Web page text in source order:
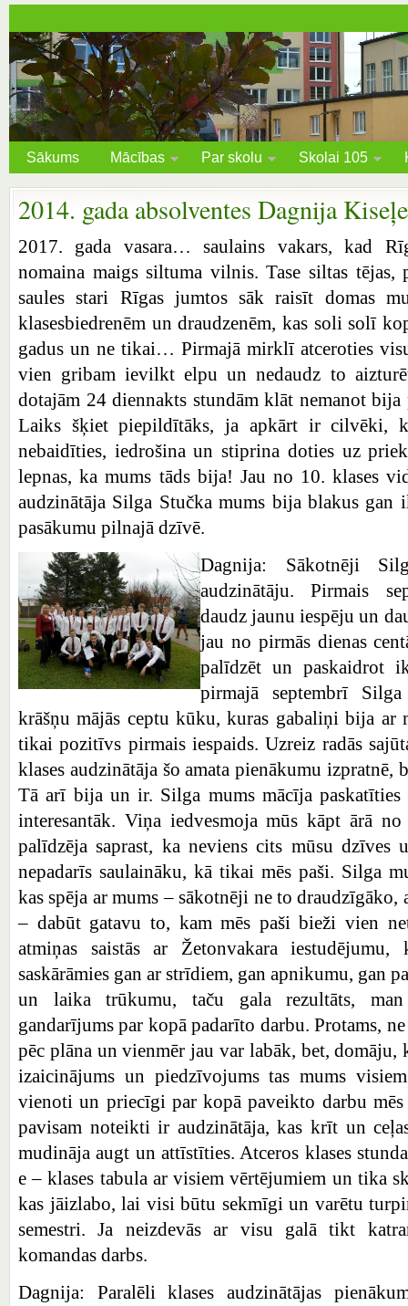
Sākums Mācības Par skolu Skolai 105
2014. gada absolventes Dagnija
2017. gada vasara… saulains vakars, kad
nomaina maigs siltuma vilnis. Tase siltas tējas,
saules stari Rīgas jumtos sāk raisīt domas
klasesbiedrenēm un draudzenēm, kas soli solī
gadus un ne tikai… Pirmajā mirklī atceroties
vien gribam ievilkt elpu un nedaudz to
dotajām 24 diennakts stundām klāt nemanot
Laiks šķiet piepildītāks, ja apkārt ir cilvēki,
nebaidīties, iedrošina un stiprina doties uz
lepnas, ka mums tāds bija! Jau no 10. klases
audzinātāja Silga Stučka mums bija blakus gan
pasākumu pilnajā dzīvē.
Dagnija: Sākotnēji
audzinātāju. Pirmais
daudz jaunu iespēju un
jau no pirmās dienas
palīdzēt un paskaidrot
pirmajā septembrī
krāšņu mājās ceptu kūku, kuras gabaliņi bija ar
tikai pozitīvs pirmais iespaids. Uzreiz radās
klases audzinātāja šo amata pienākumu izpratnē,
Tā arī bija un ir. Silga mums mācīja paskatīties
interesantāk. Viņa iedvesmoja mūs kāpt ārā
palīdzēja saprast, ka neviens cits mūsu dzīves
nepadarīs saulaināku, kā tikai mēs paši. Silga
kas spēja ar mums – sākotnēji ne to
– dabūt gatavu to, kam mēs paši bieži vien
atmiņas saistās ar Žetonvakara iestudējumu,
saskārāmies gan ar strīdiem, gan apnikumu, gan
un laika trūkumu, taču gala rezultāts,
gandarījums par kopā padarīto darbu. Protams,
pēc plāna un vienmēr jau var labāk, bet,
izaicinājums un piedzīvojums tas mums
vienoti un priecīgi par kopā paveikto darbu
pavisam noteikti ir audzinātāja, kas krīt un
mudināja augt un attīstīties. Atceros klases
e – klases tabula ar visiem vērtējumiem un tika
kas jāizlabo, lai visi būtu sekmīgi un varētu
semestri. Ja neizdevās ar visu galā tikt
komandas darbs.
Dagnija: Paralēli klases audzinātājas